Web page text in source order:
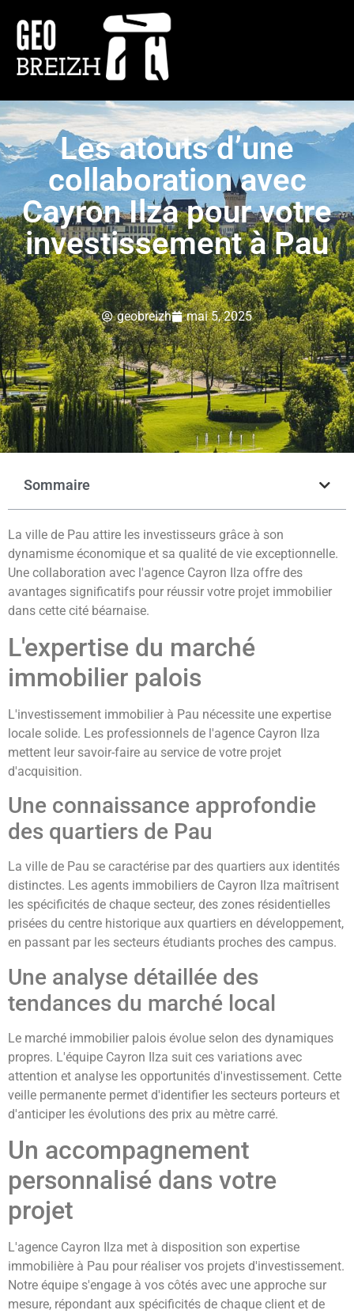
Les atouts d’une
collaboration avec
Cayron Ilza pour votre
investissement à Pau
geobreizh mai 5, 2025
Sommaire
La ville de Pau attire les investisseurs grâce à son
dynamisme économique et sa qualité de vie exceptionnelle.
Une collaboration avec l'agence Cayron Ilza offre des
avantages significatifs pour réussir votre projet immobilier
dans cette cité béarnaise.
L'expertise du marché
immobilier palois
L'investissement immobilier à Pau nécessite une expertise
locale solide. Les professionnels de l'agence Cayron Ilza
mettent leur savoir-faire au service de votre projet
d'acquisition.
Une connaissance approfondie
des quartiers de Pau
La ville de Pau se caractérise par des quartiers aux identités
distinctes. Les agents immobiliers de Cayron Ilza maîtrisent
les spécificités de chaque secteur, des zones résidentielles
prisées du centre historique aux quartiers en développement,
en passant par les secteurs étudiants proches des campus.
Une analyse détaillée des
tendances du marché local
Le marché immobilier palois évolue selon des dynamiques
propres. L'équipe Cayron Ilza suit ces variations avec
attention et analyse les opportunités d'investissement. Cette
veille permanente permet d'identifier les secteurs porteurs et
d'anticiper les évolutions des prix au mètre carré.
Un accompagnement
personnalisé dans votre
projet
L'agence Cayron Ilza met à disposition son expertise
immobilière à Pau pour réaliser vos projets d'investissement.
Notre équipe s'engage à vos côtés avec une approche sur
mesure, répondant aux spécificités de chaque client et de